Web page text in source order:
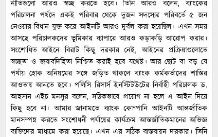
নীতিগুলো আরও স্বচ্ছ করতে হবে। তিনি আরও বলেন, ব্যাংকের
পরিচালনা পর্ষদে একই পরিবার থেকে দুজন সদস্যের পরিবর্তে ৫ জন
নেওয়ার বিধান যুক্ত করে আইনটি আরও দুর্বল করা হয়েছিল। এখন সময়
আসছে পরিচালকদের ভূমিকার ব্যাপারে আরও কড়াকড়ি আরোপ করার।
সংশোধিত আইনে বিরাট কিছু দরকার নেই, আইনের প্রক্রিয়াগুলোতে
স্বচ্ছতা ও জবাবদিহিতা নিশ্চিত করাই হবে যথেষ্ট। আর ছোট বা বড় যে
পর্যায় হোক অনিয়মের সঙ্গে জড়িত থাকলে ব্যাংক কর্মকর্তাদের শাস্তির
আওতায় আনতে হবে। পলিসি রিসার্স ইনস্টিটউটের নির্বাহী পরিচালক ড.
আহসান এইচ মনসুর বলেন, সঠিকভাবে প্রয়োগ না হলে এ আইন দিয়ে
কিছু হবে না। আমার জানামতে ব্যাংক কোম্পানি আইনটি আন্তর্জাতিক
মানসম্পন্ন করতে সংশোধনী পর্যায়ের কার্যক্রম আন্তর্জাতিকমানের অভিজ্ঞ
ব্যক্তিদের মাধ্যমে করা হয়েছে। এখন এর সঠিক বাস্তবায়ন দরকার। তিনি